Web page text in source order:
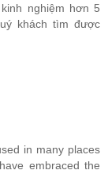
nghiệm hơn 5
khách tìm được
in many places
embraced the